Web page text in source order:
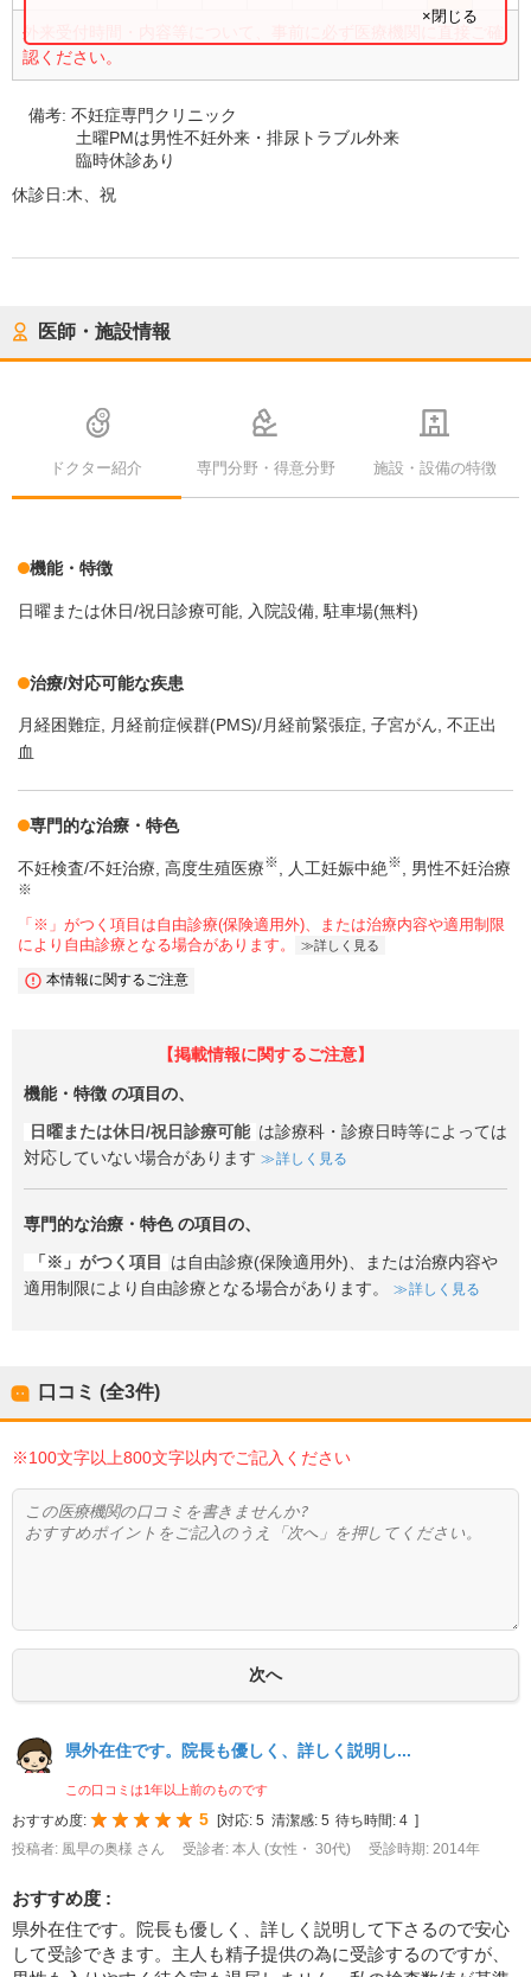
外来受付時間・内容等について、事前に必ず医療機関に直接ご確
認ください。
×閉じる
備考:不妊症専門クリニック
土曜PMは男性不妊外来・排尿トラブル外来
臨時休診あり
休診日:木、祝
医師・施設情報
ドクター紹介 専門分野・得意分野 施設・設備の特徴
機能・特徴
日曜または休日/祝日診療可能 入院設備 駐車場(無料)
治療/対応可能な疾患
月経困難症 月経前症候群(PMS)/月経前緊張症 子宮がん 不正出
血
専門的な治療・特色
不妊検査/不妊治療 高度生殖医療※ 人工妊娠中絶※ 男性不妊治療
※
「※」がつく項目は自由診療(保険適用外)、または治療内容や適用制限
により自由診療となる場合があります。
詳しく見る
本情報に関するご注意
【掲載情報に関するご注意】
機能・特徴 の項目の、
日曜または休日/祝日診療可能 は診療科・診療日時等によっては
対応していない場合があります
詳しく見る
専門的な治療・特色の項目の、
「※」がつく項目
は自由診療(保険適用外)、または治療内容や
適用制限により自由診療となる場合があります。
詳しく見る
口コミ (全3件)
※100文字以上800文字以内でご記入ください
県外在住です。院長も優しく、詳しく説明し...
この口コミは1年以上前のものです
おすすめ度: 5 [対応: 5 清潔感: 5 待ち時間: 4 ]
投稿者: 風早の奥様 さん
受診者: 本人 (女性・ 30代) 受診時期: 2014年
おすすめ度 :
県外在住です。院長も優しく、詳しく説明して下さるので安心
して受診できます。主人も精子提供の為に受診するのですが、